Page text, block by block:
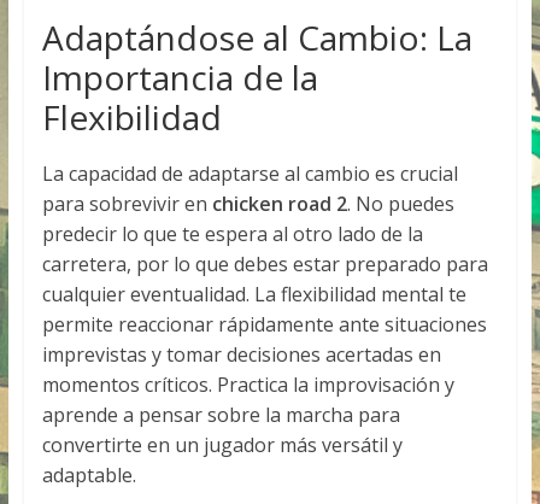
Adaptándose al Cambio: La
Importancia de la
Flexibilidad
La capacidad de adaptarse al cambio es crucial
para sobrevivir en chicken road 2. No puedes
predecir lo que te espera al otro lado de la
carretera, por lo que debes estar preparado para
cualquier eventualidad. La flexibilidad mental te
permite reaccionar rápidamente ante situaciones
imprevistas y tomar decisiones acertadas en
momentos críticos. Practica la improvisación y
aprende a pensar sobre la marcha para
convertirte en un jugador más versátil y
adaptable.